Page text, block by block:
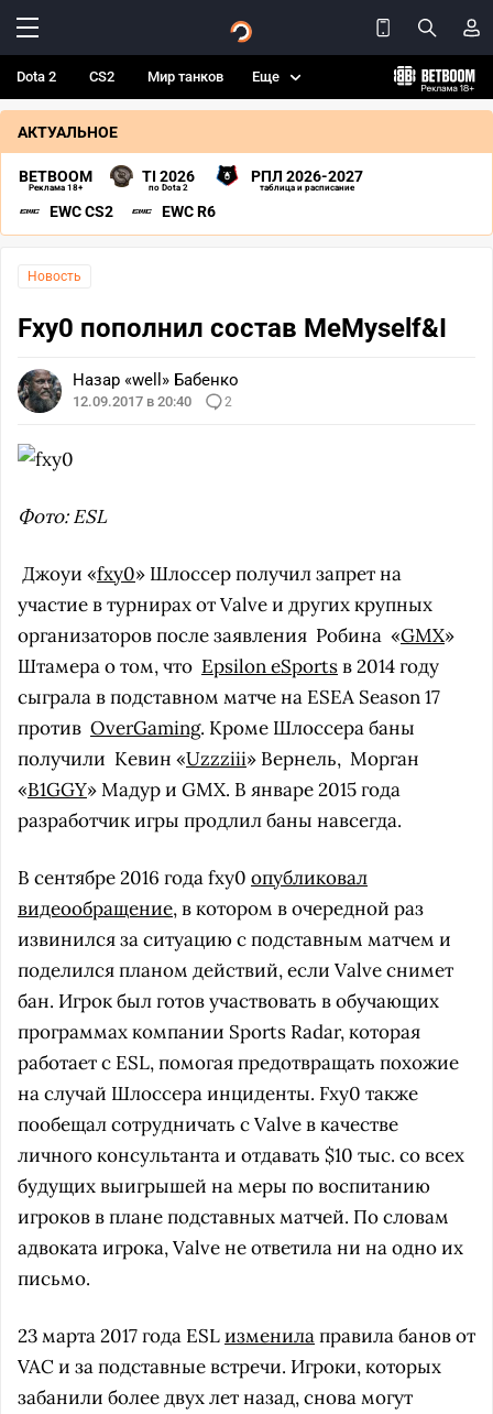
Dota 2 CS2 Мир танков Еще
АКТУАЛЬНОЕ
BETBOOM
Реклама 18+
TI 2026
по Dota 2
РПЛ 2026-2027
таблица и расписание
EWC CS2 EWC R6
Новость
Fxy0 пополнил состав MeMyself&I
Назар «well» Бабенко
12.09.2017 в 20:40 2
Фото: ESL
Джоуи «fxy0» Шлоссер получил запрет на
участие в турнирах от Valve и других крупных
организаторов после заявления Робина «GMX»
Штамера о том, что Epsilon eSportsв 2014 году
сыграла в подставном матче на ESEA Season 17
против OverGaming. Кроме Шлоссера баны
получили Кевин «Uzzziii» Вернель, Морган
«B1GGY» Мадур и GMX. В январе 2015 года
разработчик игры продлил баны навсегда.
В сентябре 2016 года fxy0 опубликовал
видеообращение, в котором в очередной раз
извинился за ситуацию с подставным матчем и
поделился планом действий, если Valve снимет
бан. Игрок был готов участвовать в обучающих
программах компании Sports Radar, которая
работает с ESL, помогая предотвращать похожие
на случай Шлоссера инциденты. Fxy0 также
пообещал сотрудничать с Valve в качестве
личного консультанта и отдавать $10 тыс. со всех
будущих выигрышей на меры по воспитанию
игроков в плане подставных матчей. По словам
адвоката игрока, Valve не ответила ни на одно их
письмо.
23 марта 2017 года ESLизменилаправила банов от
VAC и за подставные встречи. Игроки, которых
забанили более двух лет назад, снова могут